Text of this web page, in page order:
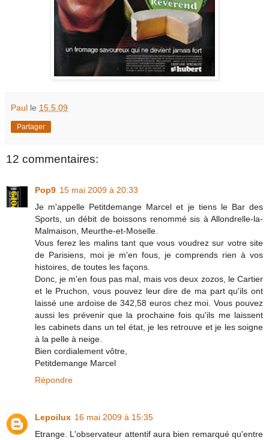
Paul le 15.5.09
Partager
12 commentaires:
Pop9 15 mai 2009 à 20:33
Je m'appelle Petitdemange Marcel et je tiens le Bar des
Sports, un débit de boissons renommé sis à Allondrelle-la-
Malmaison, Meurthe-et-Moselle.
Vous ferez les malins tant que vous voudrez sur votre site
de Parisiens, moi je m'en fous, je comprends rien à vos
histoires, de toutes les façons.
Donc, je m'en fous pas mal, mais vos deux zozos, le Cartier
et le Pruchon, vous pouvez leur dire de ma part qu'ils ont
laissé une ardoise de 342,58 euros chez moi. Vous pouvez
aussi les prévenir que la prochaine fois qu'ils me laissent
les cabinets dans un tel état, je les retrouve et je les soigne
à la pelle à neige.
Bien cordialement vôtre,
Petitdemange Marcel
Répondre
Lepoilux 16 mai 2009 à 15:35
Etrange. L'observateur attentif aura bien remarqué qu'entre